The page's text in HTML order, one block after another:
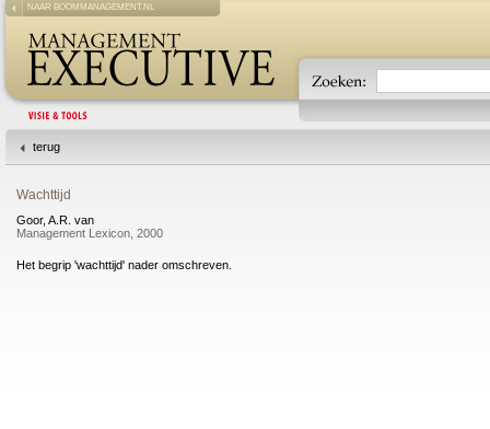
NAAR BOOMMANAGEMENT.NL
terug
Wachttijd
Goor, A.R. van
Management Lexicon, 2000
Het begrip 'wachttijd' nader omschreven.